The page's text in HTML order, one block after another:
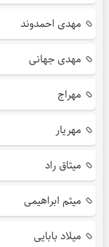
مهدی احمدوند
مهدی جهانی
مهراج
مهریار
میثاق راد
میثم ابراهیمی
میلاد بابایی